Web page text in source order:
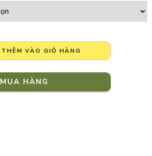
THÊM VÀO GIỎ HÀNG
MUA HÀNG